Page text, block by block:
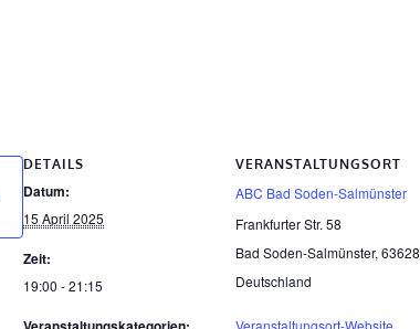
DETAILS
Datum:
15 April 2025
Zeit:
19:00 - 21:15
VERANSTALTUNGSORT
ABC Bad Soden-Salmünster
Frankfurter Str. 58
Bad Soden-Salmünster, 63628
Deutschland
Veranstaltungsort-Website